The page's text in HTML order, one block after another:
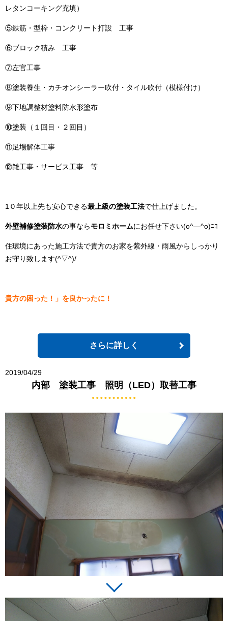
レタンコーキング充填）
⑤鉄筋・型枠・コンクリート打設 工事
⑥ブロック積み 工事
⑦左官工事
⑧塗装養生・カチオンシーラー吹付・タイル吹付（模様付け）
⑨下地調整材塗料防水形塗布
⑩塗装（１回目・２回目）
⑪足場解体工事
⑫雑工事・サービス工事 等
1０年以上先も安心できる最上級の塗装工法で仕上げました。
外壁補修塗装防水の事ならモロミホームにお任せ下さい(o^―^o)ﾆｺ
住環境にあった施工方法で貴方のお家を紫外線・雨風からしっかり
お守り致します(^▽^)/
貴方の困った！」を良かったに！
さらに詳しく
2019/04/29
内部 塗装工事 照明（LED）取替工事